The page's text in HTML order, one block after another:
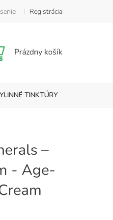
Registrácia
Nákupný
Prázdny košík
TINKTÚRY
–
- Age-